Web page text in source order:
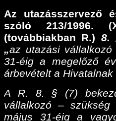
Az utazásszervező
szóló 213/1996.
(továbbiakban R.) 8.
„az utazási
31-éig a megelőző
árbevételt a
A R. 8. § (7)
vállalkozó –
május 31-éig a